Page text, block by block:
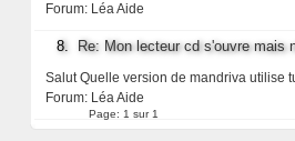
Forum: Léa Aide
8. Re: Mon lecteur cd s'ouvre mais
Salut Quelle version de mandriva utilise
Forum: Léa Aide
Page: 1 sur 1